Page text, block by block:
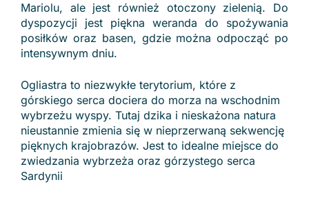
Mariolu, ale jest również otoczony zielenią. Do
dyspozycji jest piękna weranda do spożywania
posiłków oraz basen, gdzie można odpocząć po
intensywnym dniu.
Ogliastra to niezwykłe terytorium, które z
górskiego serca dociera do morza na wschodnim
wybrzeżu wyspy. Tutaj dzika i nieskażona natura
nieustannie zmienia się w nieprzerwaną sekwencję
pięknych krajobrazów. Jest to idealne miejsce do
zwiedzania wybrzeża oraz górzystego serca
Sardynii